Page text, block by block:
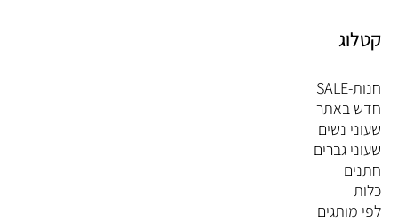
קטלוג
חנות-SALE
חדש באתר
שעוני נשים
שעוני גברים
חתנים
כלות
לפי מותגים